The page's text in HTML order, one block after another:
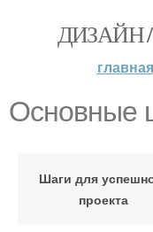
ДИЗАЙН
главная
Основные
Шаги для
проекта